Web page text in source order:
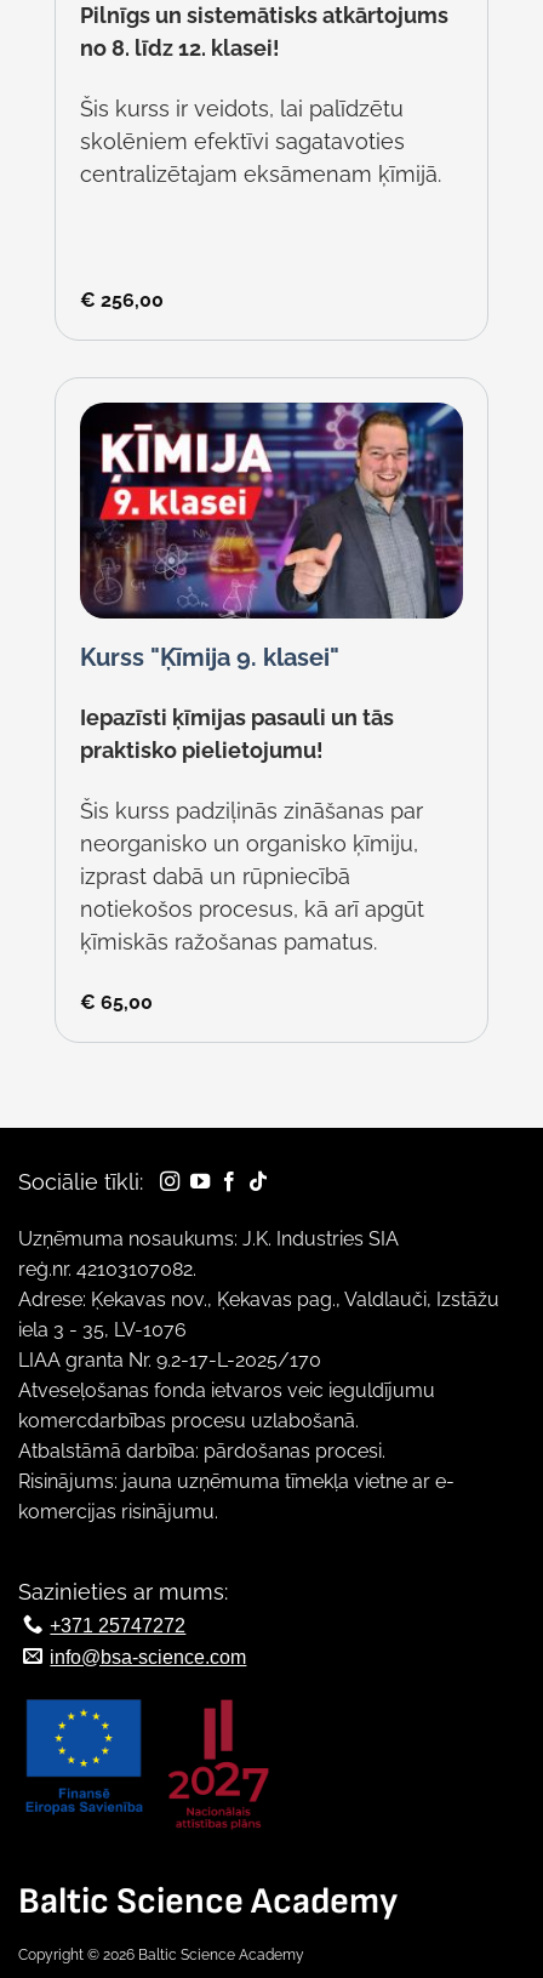
Pilnīgs un sistemātisks atkārtojums
no 8. līdz 12. klasei!
Šis kurss ir veidots, lai palīdzētu
skolēniem efektīvi sagatavoties
centralizētajam eksāmenam ķīmijā.
€ 256,00
Kurss "Ķīmija 9. klasei"
Iepazīsti ķīmijas pasauli un tās
praktisko pielietojumu!
Šis kurss padziļinās zināšanas par
neorganisko un organisko ķīmiju,
izprast dabā un rūpniecībā
notiekošos procesus, kā arī apgūt
ķīmiskās ražošanas pamatus.
€ 65,00
Sociālie tīkli:
Uzņēmuma nosaukums: J.K. Industries SIA
reģ.nr. 42103107082.
Adrese: Ķekavas nov., Ķekavas pag., Valdlauči, Izstāžu
iela 3 - 35, LV-1076
LIAA granta Nr. 9.2-17-L-2025/170
Atveseļošanas fonda ietvaros veic ieguldījumu
komercdarbības procesu uzlabošanā.
Atbalstāmā darbība: pārdošanas procesi.
Risinājums: jauna uzņēmuma tīmekļa vietne ar e-
komercijas risinājumu.
Sazinieties ar mums:
info@bsa-science.com
+371 25747272
Baltic Science Academy
Copyright © 2026 Baltic Science Academy